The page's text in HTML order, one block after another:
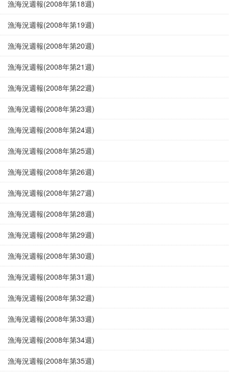
漁海況週報(2008年第18週)
漁海況週報(2008年第19週)
漁海況週報(2008年第20週)
漁海況週報(2008年第21週)
漁海況週報(2008年第22週)
漁海況週報(2008年第23週)
漁海況週報(2008年第24週)
漁海況週報(2008年第25週)
漁海況週報(2008年第26週)
漁海況週報(2008年第27週)
漁海況週報(2008年第28週)
漁海況週報(2008年第29週)
漁海況週報(2008年第30週)
漁海況週報(2008年第31週)
漁海況週報(2008年第32週)
漁海況週報(2008年第33週)
漁海況週報(2008年第34週)
漁海況週報(2008年第35週)